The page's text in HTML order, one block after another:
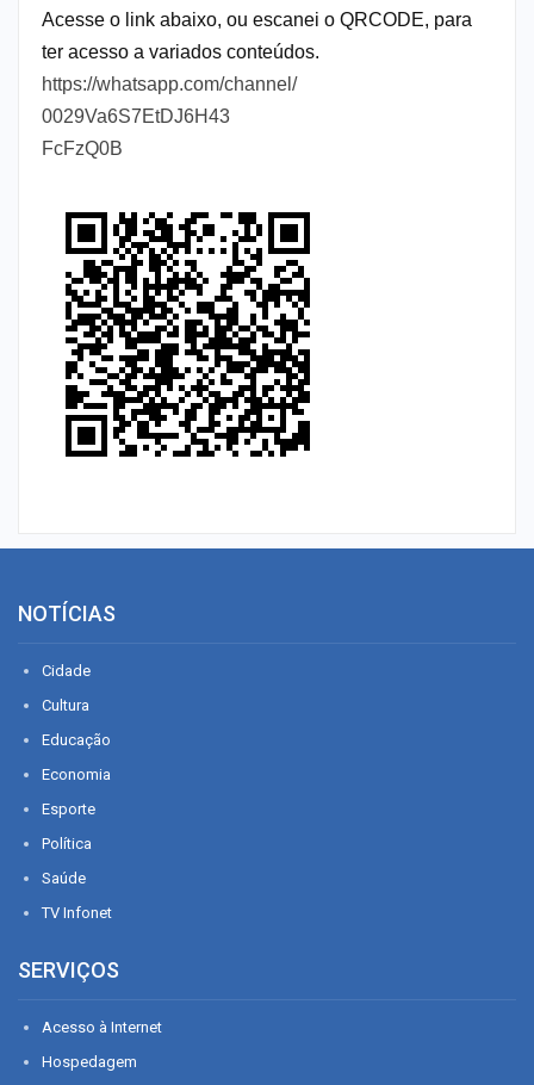
Acesse o link abaixo, ou escanei o QRCODE, para
ter acesso a variados conteúdos.
https://whatsapp.com/channel/
0029Va6S7EtDJ6H43
FcFzQ0B
NOTÍCIAS
Cidade
Cultura
Educação
Economia
Esporte
Política
Saúde
TV Infonet
SERVIÇOS
Acesso à Internet
Hospedagem